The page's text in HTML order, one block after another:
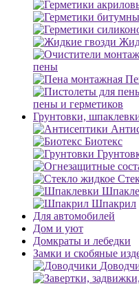
пены
пены и герметиков
Грунтовки,
Биотекс
Шпакрил
Для автомобилей
Дом и уют
Домкраты и лебедки
Замки и скобяные